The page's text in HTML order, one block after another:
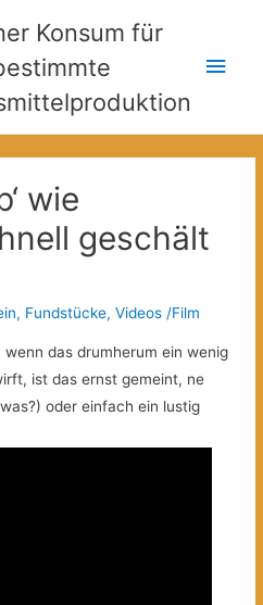
Konsum für
wie
geschält
, Fundstücke,Videos /Film
das drumherum ein wenig
ist das ernst gemeint, ne
oder einfach ein lustig